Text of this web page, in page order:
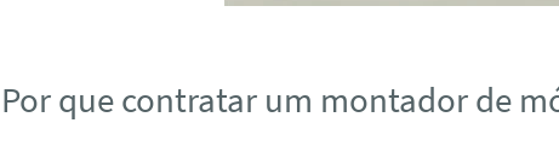
Por que contratar um montador de